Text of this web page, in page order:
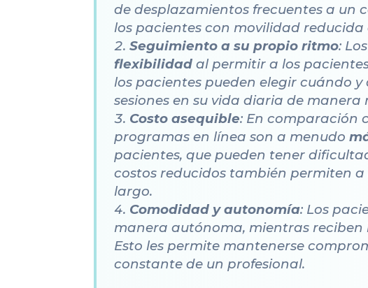
de desplazamientos frecuentes a un
los pacientes con movilidad
Seguimiento a su propio ritmo:
flexibilidad al permitir a los
los pacientes pueden elegir cuándo
sesiones en su vida diaria de manera
Costo asequible: En comparación
programas en línea son a menudo
pacientes, que pueden tener
costos reducidos también permiten
largo.
Comodidad y autonomía: Los
manera autónoma, mientras
Esto les permite mantenerse
constante de un profesional.